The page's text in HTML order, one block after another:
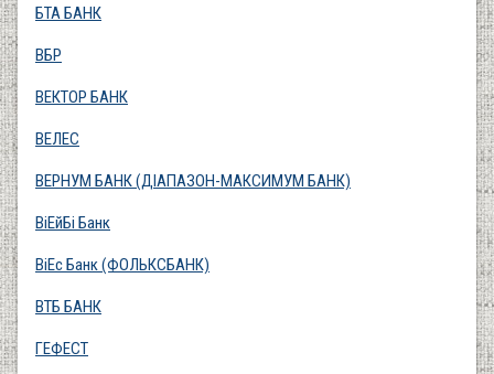
БТА БАНК
ВБР
ВЕКТОР БАНК
ВЕЛЕС
ВЕРНУМ БАНК (ДІАПАЗОН-МАКСИМУМ БАНК)
ВіЕйБі Банк
ВіЕс Банк (ФОЛЬКСБАНК)
ВТБ БАНК
ГЕФЕСТ